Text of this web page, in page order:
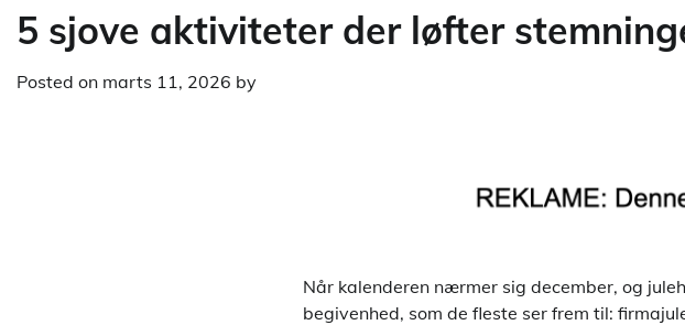
5 sjove aktiviteter der løfter
Posted on marts 11, 2026 by
Når kalenderen nærmer sig december, og
begivenhed, som de fleste ser frem til: